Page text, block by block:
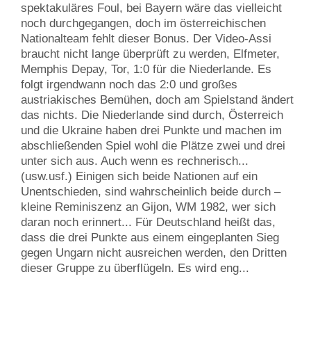
spektakuläres Foul, bei Bayern wäre das vielleicht
noch durchgegangen, doch im österreichischen
Nationalteam fehlt dieser Bonus. Der Video-Assi
braucht nicht lange überprüft zu werden, Elfmeter,
Memphis Depay, Tor, 1:0 für die Niederlande. Es
folgt irgendwann noch das 2:0 und großes
austriakisches Bemühen, doch am Spielstand ändert
das nichts. Die Niederlande sind durch, Österreich
und die Ukraine haben drei Punkte und machen im
abschließenden Spiel wohl die Plätze zwei und drei
unter sich aus. Auch wenn es rechnerisch...
(usw.usf.) Einigen sich beide Nationen auf ein
Unentschieden, sind wahrscheinlich beide durch –
kleine Reminiszenz an Gijon, WM 1982, wer sich
daran noch erinnert... Für Deutschland heißt das,
dass die drei Punkte aus einem eingeplanten Sieg
gegen Ungarn nicht ausreichen werden, den Dritten
dieser Gruppe zu überflügeln. Es wird eng...